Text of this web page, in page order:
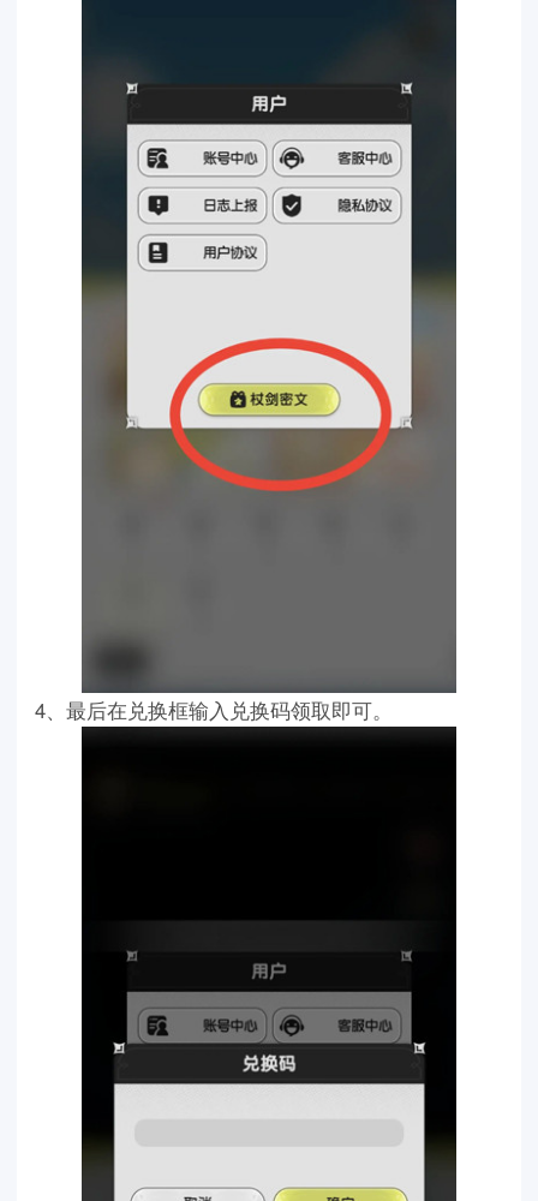
4、最后在兑换框输入兑换码领取即可。